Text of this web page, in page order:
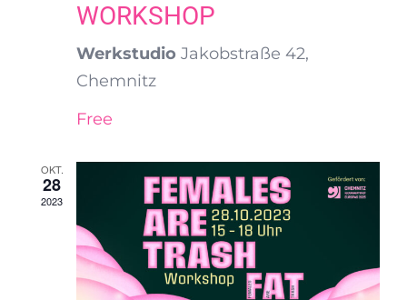
WORKSHOP
Werkstudio Jakobstraße 42,
Chemnitz
Free
OKT.
28
2023